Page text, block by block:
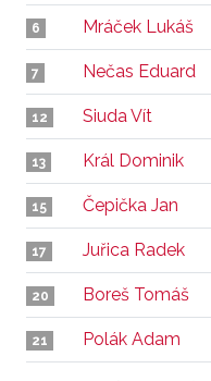
6 Mráček Lukáš
7 Nečas Eduard
12 Siuda Vít
13 Král Dominik
15 Čepička Jan
17 Juřica Radek
20 Boreš Tomáš
21 Polák Adam